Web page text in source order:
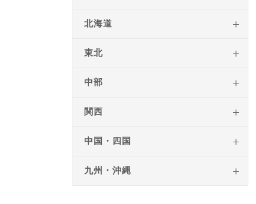
北海道
東北
中部
関西
中国・四国
九州・沖縄